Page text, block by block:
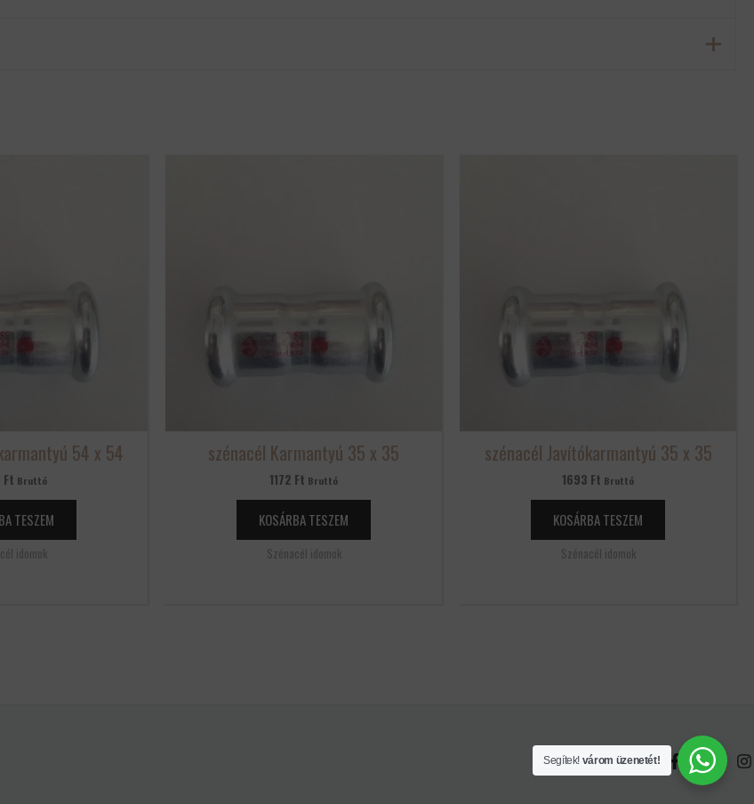
54 x 54
Ft Bruttó
TESZEM
idomok
szénacél Karmantyú 35 x 35
1172 Ft Bruttó
KOSÁRBA TESZEM
Szénacél idomok
szénacél Javítókarmantyú 35 x 35
1693 Ft Bruttó
KOSÁRBA TESZEM
Szénacél idomok
Segítek! várom üzenetét!